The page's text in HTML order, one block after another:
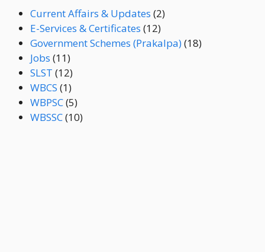
Current Affairs & Updates (2)
E-Services & Certificates (12)
Government Schemes (Prakalpa)(18)
Jobs (11)
SLST (12)
WBCS (1)
WBPSC(5)
WBSSC(10)